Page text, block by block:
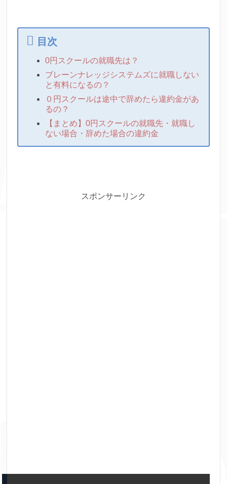
目次
0円スクールの就職先は？
ブレーンナレッジシステムズに就職しない
と有料になるの？
０円スクールは途中で辞めたら違約金があ
るの？
【まとめ】0円スクールの就職先・就職し
ない場合・辞めた場合の違約金
スポンサーリンク